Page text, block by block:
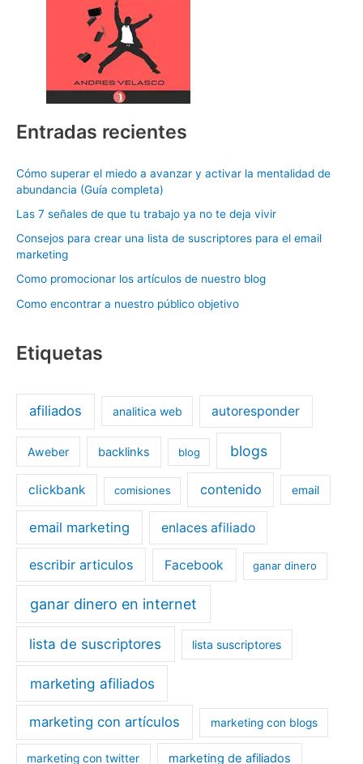
Entradas recientes
Cómo superar el miedo a avanzar y activar la mentalidad de
abundancia (Guía completa)
Las 7 señales de que tu trabajo ya no te deja vivir
Consejos para crear una lista de suscriptores para el email
marketing
Como promocionar los artículos de nuestro blog
Como encontrar a nuestro público objetivo
Etiquetas
afiliados analitica web autoresponder
Aweber backlinks blog blogs
clickbank comisiones contenido email
email marketing enlaces afiliado
escribir articulos Facebook ganar dinero
ganar dinero en internet
lista de suscriptores lista suscriptores
marketing afiliados
marketing con artículos marketing con blogs
marketing con twitter marketing de afiliados